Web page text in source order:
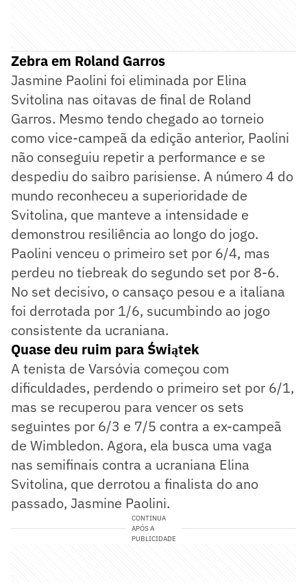
Zebra em Roland Garros
Jasmine Paolini foi eliminada por Elina
Svitolina nas oitavas de final de Roland
Garros. Mesmo tendo chegado ao torneio
como vice-campeã da edição anterior, Paolini
não conseguiu repetir a performance e se
despediu do saibro parisiense. A número 4 do
mundo reconheceu a superioridade de
Svitolina, que manteve a intensidade e
demonstrou resiliência ao longo do jogo.
Paolini venceu o primeiro set por 6/4, mas
perdeu no tiebreak do segundo set por 8-6.
No set decisivo, o cansaço pesou e a italiana
foi derrotada por 1/6, sucumbindo ao jogo
consistente da ucraniana.
Quase deu ruim para Świątek
A tenista de Varsóvia começou com
dificuldades, perdendo o primeiro set por 6/1,
mas se recuperou para vencer os sets
seguintes por 6/3 e 7/5 contra a ex-campeã
de Wimbledon. Agora, ela busca uma vaga
nas semifinais contra a ucraniana Elina
Svitolina, que derrotou a finalista do ano
passado, Jasmine Paolini.
CONTINUA
APÓS A
PUBLICIDADE